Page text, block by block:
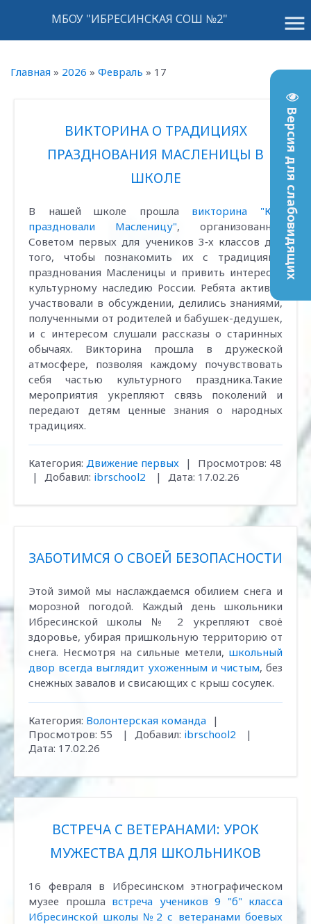
Версия для слабовидящих
menu
МБОУ "ИБРЕСИНСКАЯ СОШ №2"
Главная » 2026 » Февраль » 17
ВИКТОРИНА О ТРАДИЦИЯХ
ПРАЗДНОВАНИЯ МАСЛЕНИЦЫ В
ШКОЛЕ
В нашей школе прошла викторина "Как
праздновали Масленицу", организованная
Советом первых для учеников 3‑х классов для
того, чтобы познакомить их с традициями
празднования Масленицы и привить интерес к
культурному наследию России. Ребята активно
участвовали в обсуждении, делились знаниями,
полученными от родителей и бабушек-дедушек,
и с интересом слушали рассказы о старинных
обычаях. Викторина прошла в дружеской
атмосфере, позволяя каждому почувствовать
себя частью культурного праздника.Такие
мероприятия укрепляют связь поколений и
передают детям ценные знания о народных
традициях.
Категория: Движение первых | Просмотров: 48
|
Добавил: ibrschool2 | Дата: 17.02.26
ЗАБОТИМСЯ О СВОЕЙ БЕЗОПАСНОСТИ
Этой зимой мы наслаждаемся обилием снега и
морозной погодой. Каждый день школьники
Ибресинской школы № 2 укрепляют своё
здоровье, убирая пришкольную территорию от
снега. Несмотря на сильные метели, школьный
двор всегда выглядит ухоженным и чистым, без
снежных завалов и свисающих с крыш сосулек.
Категория: Волонтерская команда
|
Просмотров: 55 | Добавил: ibrschool2
|
Дата: 17.02.26
ВСТРЕЧА С ВЕТЕРАНАМИ: УРОК
МУЖЕСТВА ДЛЯ ШКОЛЬНИКОВ
16 февраля в Ибресинском этнографическом
музее прошла встреча учеников 9 "б" класса
Ибресинской школы №2 с ветеранами боевых